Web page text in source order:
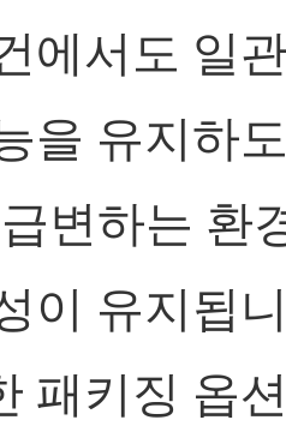
에서도 일
을 유지하
변하는 환
이 유지됩
패키징 옵